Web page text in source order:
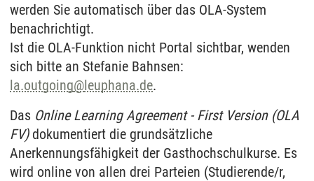
werden Sie automatisch über das OLA-System
benachrichtigt.
Ist die OLA-Funktion nicht Portal sichtbar, wenden
sich bitte an Stefanie Bahnsen:
la.outgoing@leuphana.de.
Das Online Learning Agreement - First Version (OLA
FV)dokumentiert die grundsätzliche
Anerkennungsfähigkeit der Gasthochschulkurse. Es
wird online von allen drei Parteien (Studierende/r,